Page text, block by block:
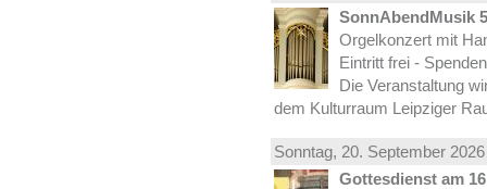
SonnAbendMusik 5
Orgelkonzert mit
Eintritt frei -
Die Veranstaltung
dem Kulturraum Leipziger
Sonntag, 20. September
Gottesdienst am